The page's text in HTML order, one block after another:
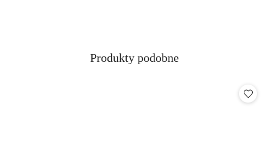
Pomiń karuzelę produktów
Produkty
Produkty podobne